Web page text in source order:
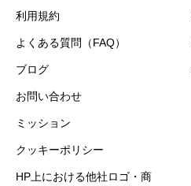
利用規約
よくある質問（FAQ）
ブログ
お問い合わせ
ミッション
クッキーポリシー
HP上における他社ロゴ・商